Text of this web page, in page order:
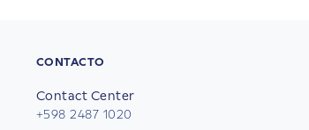
CONTACTO
Contact Center
+598 2487 1020